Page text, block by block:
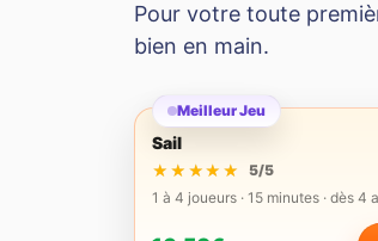
Pour votre toute
bien en main.
Meilleur Jeu
Sail
★★★★★
★★★★★
5/5
1 à 4 joueurs · 15 minutes · dès 4